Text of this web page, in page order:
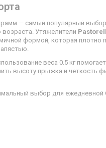
— самый популярный
возраста. Утяжелители
формой, которая плотно
веса 0.5 кг помогает
высоту прыжка и четкость
выбор для ежедневной